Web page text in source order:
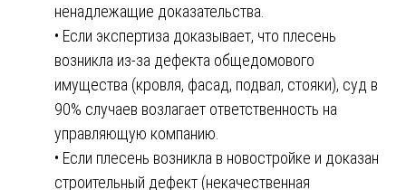
ненадлежащие доказательства.
• Если экспертиза доказывает, что плесень
возникла из-за дефекта общедомового
имущества (кровля, фасад, подвал, стояки), суд в
90% случаев возлагает ответственность на
управляющую компанию.
• Если плесень возникла в новостройке и доказан
строительный дефект (некачественная